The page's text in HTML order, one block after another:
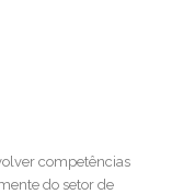
competências
do setor de